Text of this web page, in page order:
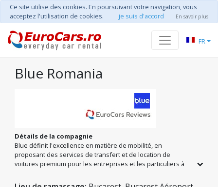
Ce site utilise des cookies. En poursuivant votre navigation, vous
acceptez l'utilisation de cookies.
je suis d'accord En savoir plus
FR
Blue Romania
Détails de la compagnie
Blue définit l'excellence en matière de mobilité, en
proposant des services de transfert et de location de
voitures premium pour les entreprises et les particuliers à
priorité chez Blue. En tant que membre du groupe Autonom,